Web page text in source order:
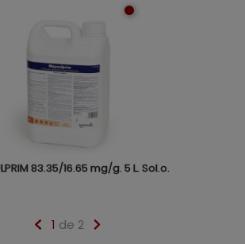
83.35/16.65 mg/g. 5 L. Sol.o.
1 de 2